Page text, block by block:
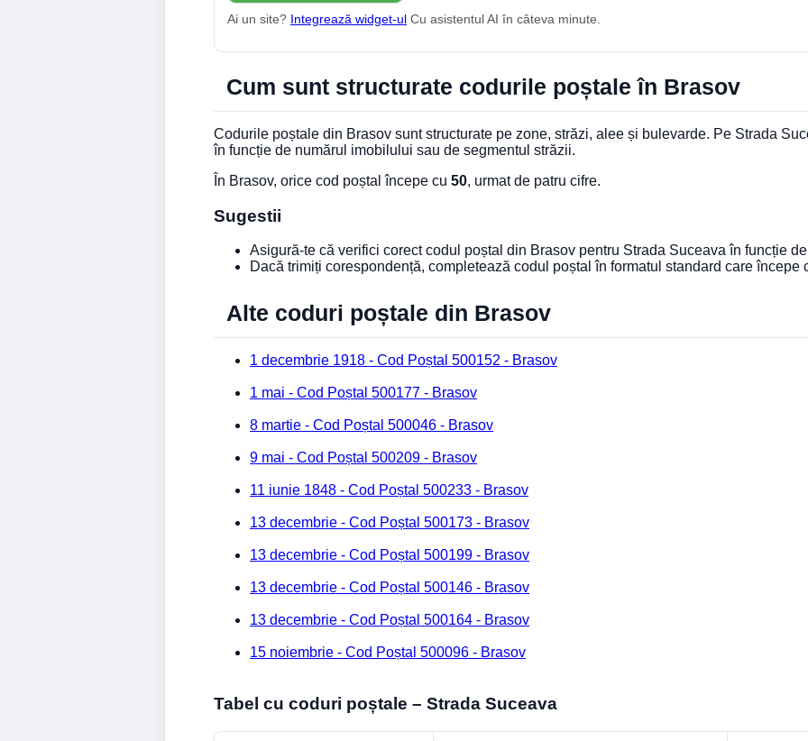
Ai un site? Integrează widget-ul Cu asistentul AI în câteva minute.
Cum sunt structurate codurile poștale în Brasov
Codurile poștale din Brasov sunt structurate pe zone, străzi, alee și bulevarde. Pe Strada
în funcție de numărul imobilului sau de segmentul străzii.
În Brasov, orice cod poștal începe cu 50, urmat de patru cifre.
Sugestii
Asigură-te că verifici corect codul poștal din Brasov pentru Strada Suceava în funcție
Dacă trimiți corespondență, completează codul poștal în formatul standard care începe
Alte coduri poștale din Brasov
1 decembrie 1918 - Cod Poștal 500152 - Brasov
1 mai - Cod Poștal 500177 - Brasov
8 martie - Cod Poștal 500046 - Brasov
9 mai - Cod Poștal 500209 - Brasov
11 iunie 1848 - Cod Poștal 500233 - Brasov
13 decembrie - Cod Poștal 500173 - Brasov
13 decembrie - Cod Poștal 500199 - Brasov
13 decembrie - Cod Poștal 500146 - Brasov
13 decembrie - Cod Poștal 500164 - Brasov
15 noiembrie - Cod Poștal 500096 - Brasov
Tabel cu coduri poștale – Strada Suceava